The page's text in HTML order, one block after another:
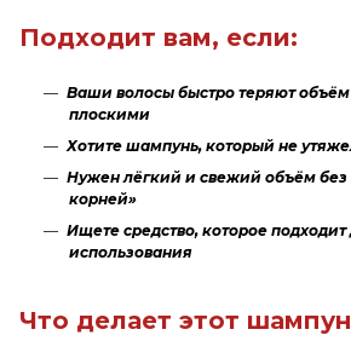
Подходит вам, если:
Ваши волосы быстро теряют объём
плоскими
Хотите шампунь, который не
Нужен лёгкий и свежий объём без
корней»
Ищете средство, которое
использования
Что делает этот